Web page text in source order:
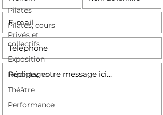
Pilates
Pilates, cours
Privés et
collectifs
Exposition
Reportages
Théâtre
Performance